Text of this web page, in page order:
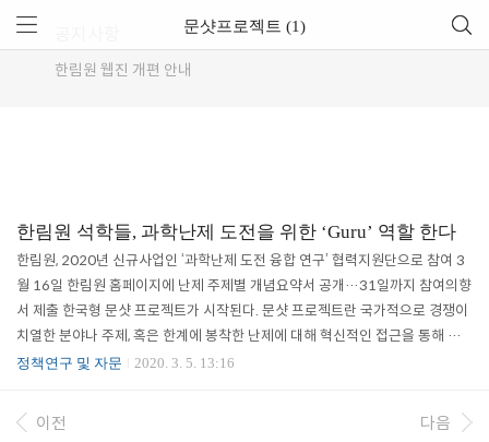
한림원 웹진 개편 안내
문샷프로젝트 (1)
한림원 석학들, 과학난제 도전을 위한 ‘Guru’ 역할 한다
한림원, 2020년 신규사업인 ‘과학난제 도전 융합 연구’ 협력지원단으로 참여 3
월 16일 한림원 홈페이지에 난제 주제별 개념요약서 공개…31일까지 참여의향
서 제출 한국형 문샷 프로젝트가 시작된다. 문샷 프로젝트란 국가적으로 경쟁이
치열한 분야나 주제, 혹은 한계에 봉착한 난제에 대해 혁신적인 접근을 통해 해
결하는 프로젝트를 일컫는다. 과학기술정보통신부(장관 최기영)는 올해부터 20
같은 과학난제 해결 프로젝트를 본격적으로 시행한다고 밝혔다. 여기에 한국과
학기술한림원(원장 한민구)을 '과학난제 도전 협력지원단(이하 지원단)'으로 지
정책연구 및 자문 2020. 3. 5. 13:16
이전 다음